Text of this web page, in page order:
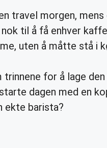
travel morgen, mens
til å få enhver
uten å måtte stå i
for å lage
dagen med en
ekte barista?